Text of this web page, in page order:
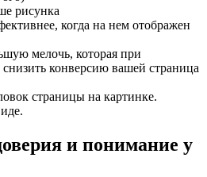
рисунка
когда на нем отображен
мелочь, которая при
конверсию вашей страница
страницы на картинке.
и понимание у